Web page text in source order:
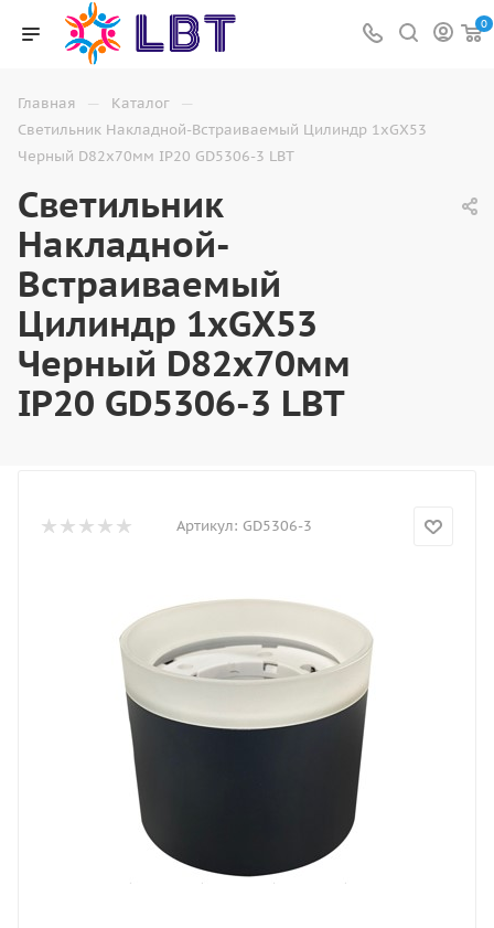
0
Главная — Каталог —
Светильник Накладной-Встраиваемый Цилиндр 1хGX53
Черный D82х70мм IP20 GD5306-3 LBT
Светильник
Накладной-
Встраиваемый
Цилиндр 1хGX53
Черный D82х70мм
IP20 GD5306-3 LBT
Артикул: GD5306-3